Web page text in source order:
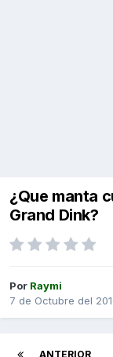
¿Que manta
Grand Dink?
Por Raymi
7 de Octubre del
ANTERIOR